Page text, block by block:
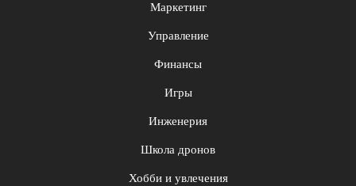
Маркетинг
Управление
Финансы
Игры
Инженерия
Школа дронов
Хобби и увлечения